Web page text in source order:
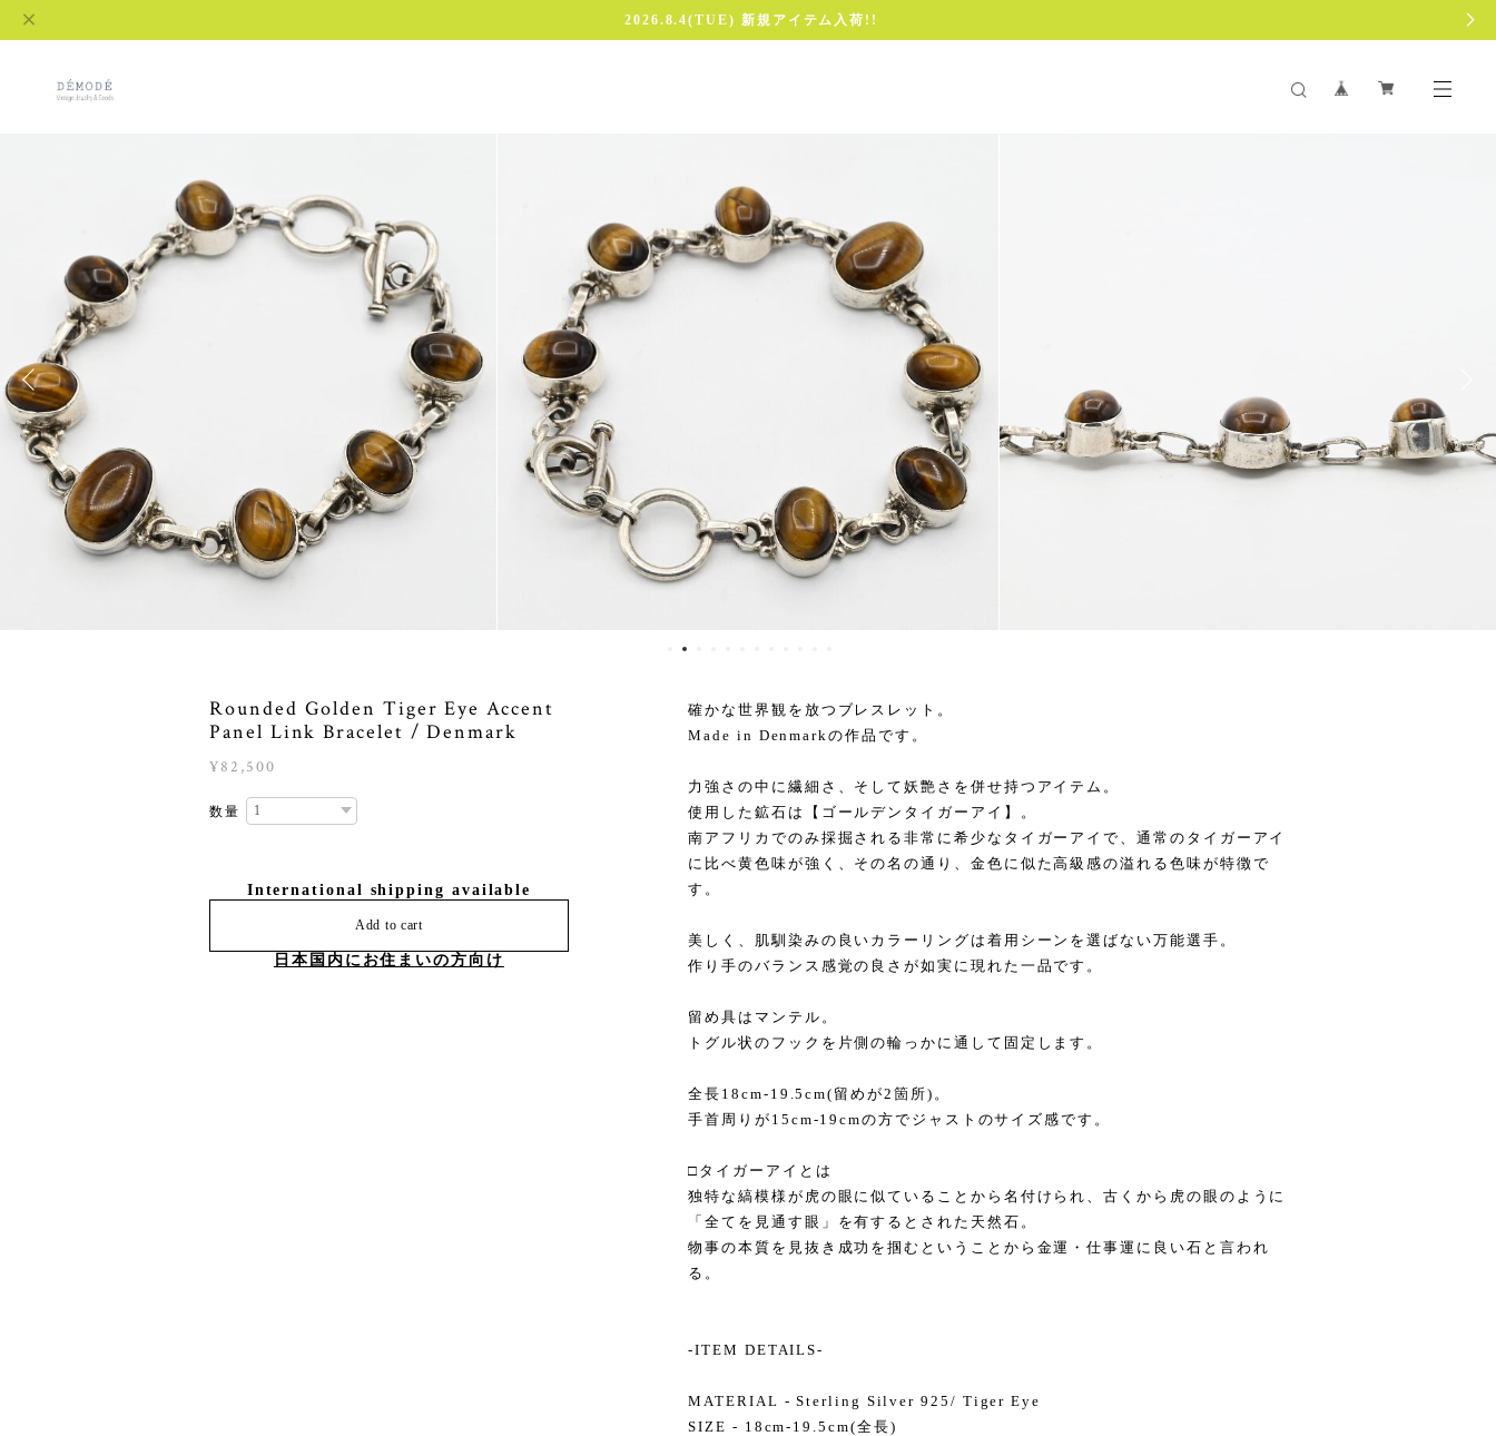
2026.8.4(TUE) 新規アイテム入荷!!
Rounded Golden Tiger Eye Accent
Panel Link Bracelet / Denmark
¥82,500
数量
International shipping available
Add to cart
日本国内にお住まいの方向け
確かな世界観を放つブレスレット。
Made in Denmarkの作品です。
力強さの中に繊細さ、そして妖艶さを併せ持つアイテム。
使用した鉱石は【ゴールデンタイガーアイ】。
南アフリカでのみ採掘される非常に希少なタイガーアイで、通常のタイガーアイ
に比べ黄色味が強く、その名の通り、金色に似た高級感の溢れる色味が特徴で
す。
美しく、肌馴染みの良いカラーリングは着用シーンを選ばない万能選手。
作り手のバランス感覚の良さが如実に現れた一品です。
留め具はマンテル。
トグル状のフックを片側の輪っかに通して固定します。
全長18cm-19.5cm(留めが2箇所)。
手首周りが15cm-19cmの方でジャストのサイズ感です。
□タイガーアイとは
独特な縞模様が虎の眼に似ていることから名付けられ、古くから虎の眼のように
「全てを見通す眼」を有するとされた天然石。
物事の本質を見抜き成功を掴むということから金運・仕事運に良い石と言われ
る。
-ITEM DETAILS-
MATERIAL - Sterling Silver 925/ Tiger Eye
SIZE - 18cm-19.5cm(全長)